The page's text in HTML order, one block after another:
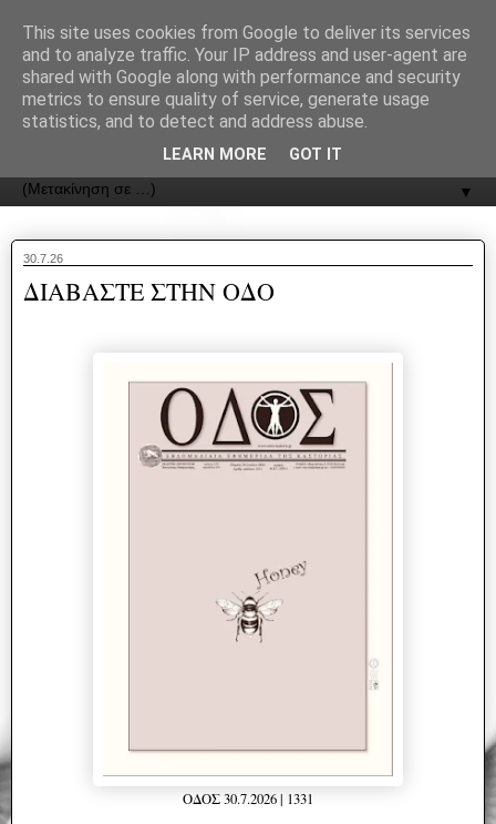
ΟΔΟΣ
▼
30.7.26
ΔΙΑΒΑΣΤΕ ΣΤΗΝ ΟΔΟ
ΟΔΟΣ 30.7.2026 | 1331
This site uses cookies from Google to deliver its services
and to analyze traffic. Your IP address and user-agent are
shared with Google along with performance and security
metrics to ensure quality of service, generate usage
statistics, and to detect and address abuse.
LEARN MORE GOT IT